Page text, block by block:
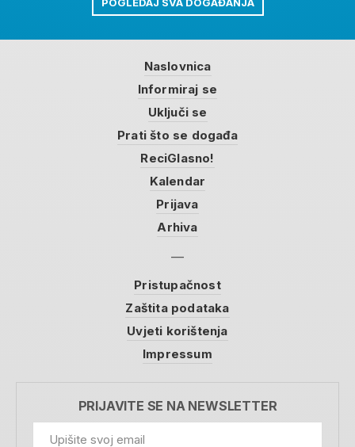
Naslovnica
Informiraj se
Uključi se
Prati što se događa
ReciGlasno!
Kalendar
Prijava
Arhiva
Pristupačnost
Zaštita podataka
Uvjeti korištenja
Impressum
PRIJAVITE SE NA NEWSLETTER